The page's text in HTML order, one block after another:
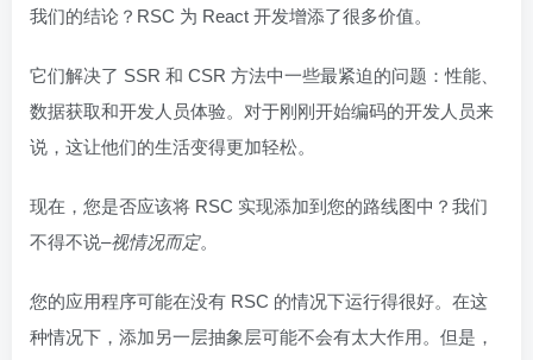
我们的结论？RSC 为 React 开发增添了很多价值。
它们解决了 SSR 和 CSR 方法中一些最紧迫的问题：性能、
数据获取和开发人员体验。对于刚刚开始编码的开发人员来
说，这让他们的生活变得更加轻松。
现在，您是否应该将 RSC 实现添加到您的路线图中？我们
不得不说–视情况而定。
您的应用程序可能在没有 RSC 的情况下运行得很好。在这
种情况下，添加另一层抽象层可能不会有太大作用。但是，